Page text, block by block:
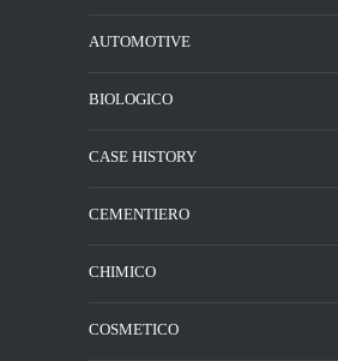
AUTOMOTIVE
BIOLOGICO
CASE HISTORY
CEMENTIERO
CHIMICO
COSMETICO